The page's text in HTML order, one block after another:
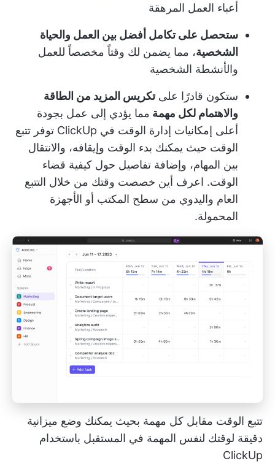
أعباء العمل المرهقة
ستحصل على تكامل أفضل بين العمل والحياة
الشخصية، مما يضمن لك وقتاً مخصصاً للعمل
والأنشطة الشخصية
ستكون قادرًا علىتكريس المزيد من الطاقة
والاهتمام لكل مهمة مما يؤدي إلى عمل بجودة
أعلى إمكانيات إدارة الوقت في ClickUp
توفر تتبع
الوقت حيث يمكنك بدء الوقت وإيقافه، والانتقال
بين المهام، وإضافة تفاصيل حول كيفية قضاء
الوقت. اعرف أين خصصت وقتك من خلال التتبع
العام واليدوي من سطح المكتب أو الأجهزة
المحمولة.
تتبع الوقت مقابل كل مهمة بحيث يمكنك وضع ميزانية
دقيقة لوقتك لنفس المهمة في المستقبل باستخدام
ClickUp